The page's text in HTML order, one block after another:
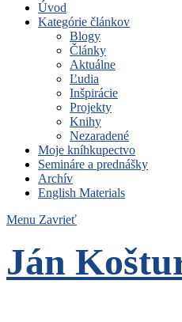
Úvod
Kategórie článkov
Blogy
Články
Aktuálne
Ľudia
Inšpirácie
Projekty
Knihy
Nezaradené
Moje kníhkupectvo
Semináre a prednášky
Archív
English Materials
Menu Zavrieť
Ján